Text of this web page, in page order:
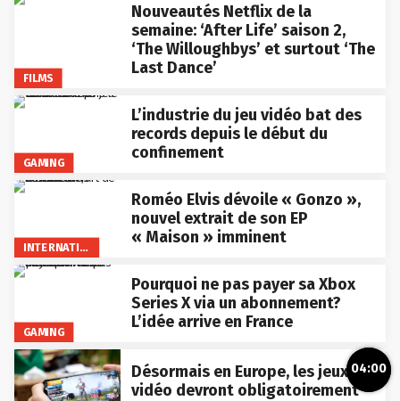
FILMS
Nouveautés Netflix de la
semaine: ‘After Life’ saison 2,
‘The Willoughbys’ et surtout ‘The
Last Dance’
GAMING
L’industrie du jeu vidéo bat des
records depuis le début du
confinement
INTERNATIONAL
Roméo Elvis dévoile « Gonzo »,
nouvel extrait de son EP
« Maison » imminent
GAMING
Pourquoi ne pas payer sa Xbox
Series X via un abonnement?
L’idée arrive en France
Désormais en Europe, les jeux
vidéo devront obligatoirement
04:00